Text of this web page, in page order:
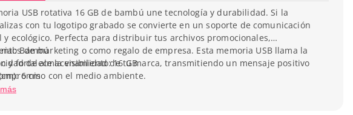
USB rotativa 16 GB de bambú une tecnología y durabilidad. Si la
con tu logotipo grabado se convierte en un soporte de comunicación
y ecológico. Perfecta para distribuir tus archivos promocionales,
de marketing o como regalo de empresa. Esta memoria USB llama la
y fortalece la visibilidad de tu marca, transmitiendo un mensaje positivo
con el medio ambiente.
Bambú
de almacenamiento: 16 GB
6 cm
(cm): 1,9 cm